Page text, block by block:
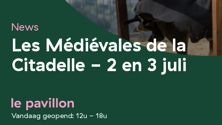
News
Les Médiévales de la
Citadelle - 2 en 3 juli
le pavillon
Vandaag geopend: 12u - 18u